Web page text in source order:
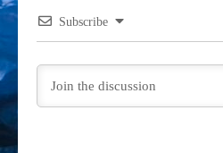
Subscribe